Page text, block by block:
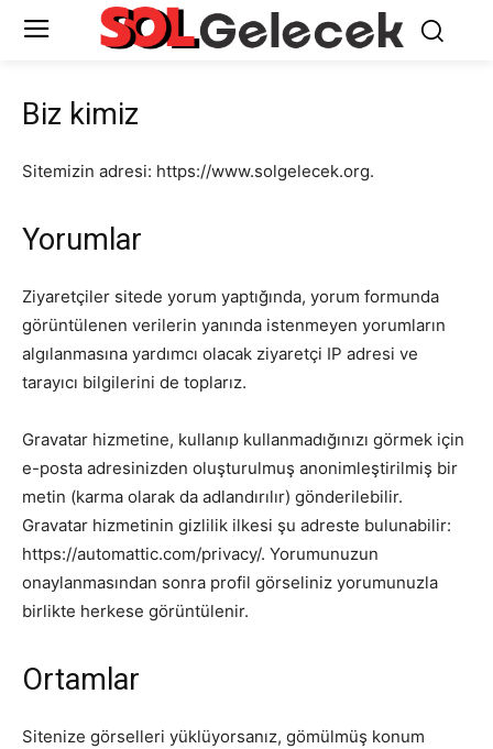
Biz kimiz
Sitemizin adresi: https://www.solgelecek.org.
Yorumlar
Ziyaretçiler sitede yorum yaptığında, yorum formunda
görüntülenen verilerin yanında istenmeyen yorumların
algılanmasına yardımcı olacak ziyaretçi IP adresi ve
tarayıcı bilgilerini de toplarız.
Gravatar hizmetine, kullanıp kullanmadığınızı görmek için
e-posta adresinizden oluşturulmuş anonimleştirilmiş bir
metin (karma olarak da adlandırılır) gönderilebilir.
Gravatar hizmetinin gizlilik ilkesi şu adreste bulunabilir:
https://automattic.com/privacy/. Yorumunuzun
onaylanmasından sonra profil görseliniz yorumunuzla
birlikte herkese görüntülenir.
Ortamlar
Sitenize görselleri yüklüyorsanız, gömülmüş konum